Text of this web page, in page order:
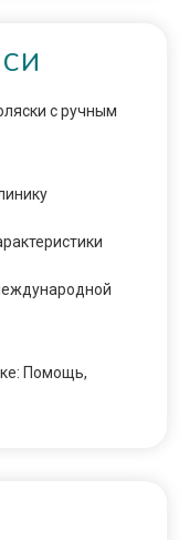
с ручным
Помощь,